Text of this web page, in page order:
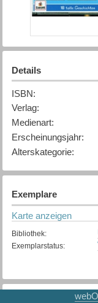
Details
ISBN:
Verlag:
Medienart:
Erscheinungsjahr:
Alterskategorie:
Exemplare
Karte anzeigen
Bibliothek:
Exemplarstatus: